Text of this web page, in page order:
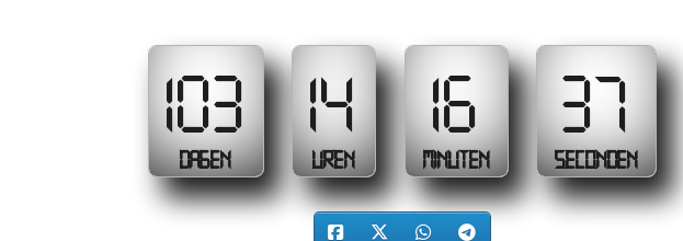
103
DAGEN
14
UREN
16
MINUTEN
37
SECONDEN